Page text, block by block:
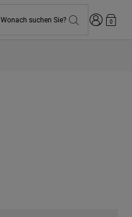
Wonach suchen Sie? Anmelden
0